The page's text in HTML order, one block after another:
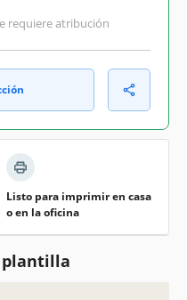
requiere atribución
Listo para imprimir en casa
o en la oficina
plantilla